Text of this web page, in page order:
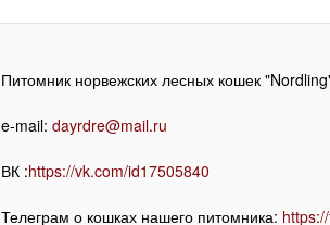
Питомник норвежских лесных кошек
e-mail:dayrdre@mail.ru
ВК :https://vk.com/id17505840
Телеграм о кошках нашего питомника: